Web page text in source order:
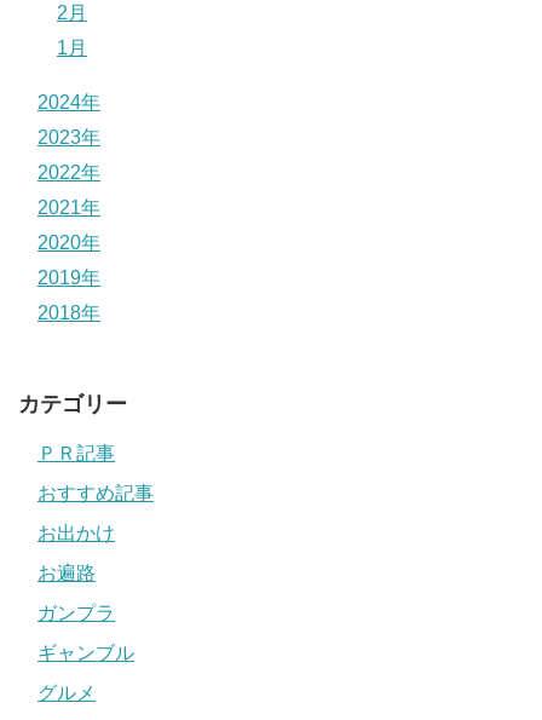
2月
1月
2024年
2023年
2022年
2021年
2020年
2019年
2018年
カテゴリー
ＰＲ記事
おすすめ記事
お出かけ
お遍路
ガンプラ
ギャンブル
グルメ